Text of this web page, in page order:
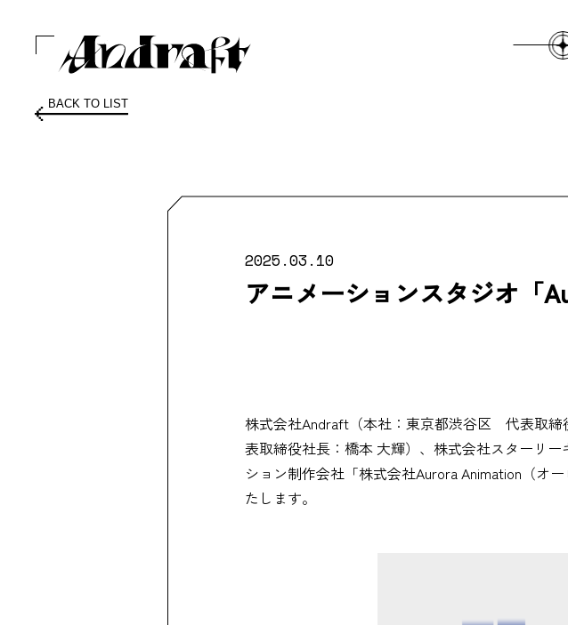
BACK TO LIST
2025.03.10
アニメーションスタジオ「
株式会社Andraft（本社：東京都渋谷区 代表取締
表取締役社長：橋本 大輝）、株式会社スターリ
ション制作会社「株式会社Aurora Animation（オ
たします。